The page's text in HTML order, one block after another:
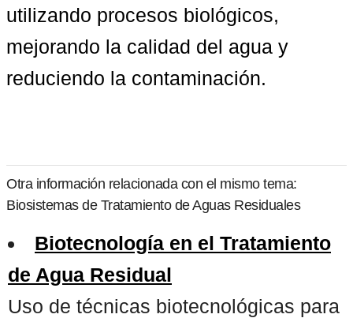
utilizando procesos biológicos,
mejorando la calidad del agua y
reduciendo la contaminación.
Otra información relacionada con el mismo tema:
Biosistemas de Tratamiento de Aguas Residuales
Biotecnología en el Tratamiento
de Agua Residual
Uso de técnicas biotecnológicas para